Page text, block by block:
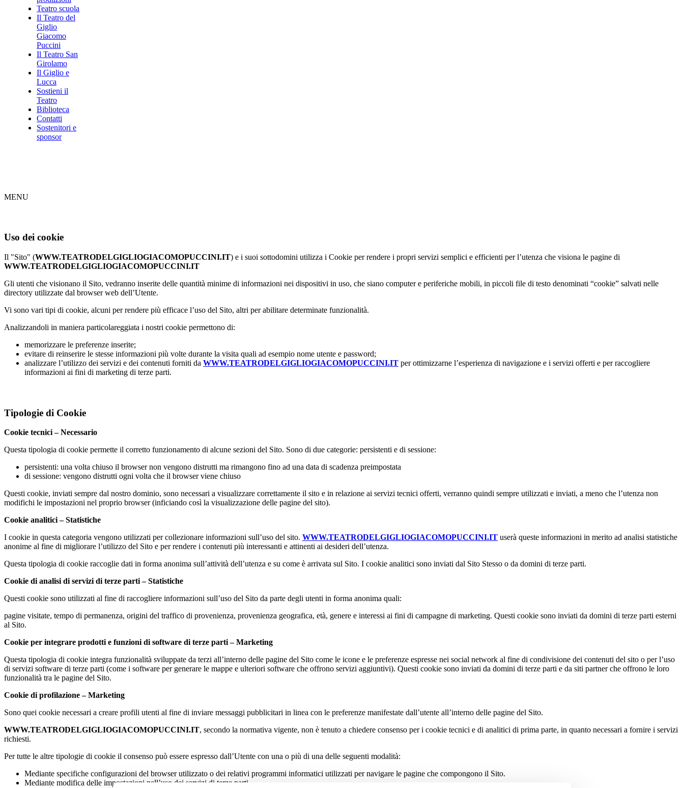
Teatro scuola
Il Teatro del
Giglio
Giacomo
Puccini
Il Teatro San
Girolamo
Il Giglio e
Lucca
Sostieni il
Teatro
Biblioteca
Contatti
Sostenitori e
sponsor
MENU
Uso dei cookie
Il "Sito" (WWW.TEATRODELGIGLIOGIACOMOPUCCINI.IT) e i suoi sottodomini utilizza i Cookie per rendere i propri servizi semplici e efficienti per l’utenza che visiona le pagine di
WWW.TEATRODELGIGLIOGIACOMOPUCCINI.IT
Gli utenti che visionano il Sito, vedranno inserite delle quantità minime di informazioni nei dispositivi in uso, che siano computer e periferiche mobili, in piccoli file di testo denominati “cookie” salvati nelle
directory utilizzate dal browser web dell’Utente.
Vi sono vari tipi di cookie, alcuni per rendere più efficace l’uso del Sito, altri per abilitare determinate funzionalità.
Analizzandoli in maniera particolareggiata i nostri cookie permettono di:
memorizzare le preferenze inserite;
evitare di reinserire le stesse informazioni più volte durante la visita quali ad esempio nome utente e password;
analizzare l’utilizzo dei servizi e dei contenuti forniti da WWW.TEATRODELGIGLIOGIACOMOPUCCINI.IT per ottimizzarne l’esperienza di navigazione e i servizi offerti e per raccogliere
informazioni ai fini di marketing di terze parti.
Tipologie di Cookie
Cookie tecnici – Necessario
Questa tipologia di cookie permette il corretto funzionamento di alcune sezioni del Sito. Sono di due categorie: persistenti e di sessione:
persistenti: una volta chiuso il browser non vengono distrutti ma rimangono fino ad una data di scadenza preimpostata
di sessione: vengono distrutti ogni volta che il browser viene chiuso
Questi cookie, inviati sempre dal nostro dominio, sono necessari a visualizzare correttamente il sito e in relazione ai servizi tecnici offerti, verranno quindi sempre utilizzati e inviati, a meno che l’utenza non
modifichi le impostazioni nel proprio browser (inficiando così la visualizzazione delle pagine del sito).
Cookie analitici – Statistiche
I cookie in questa categoria vengono utilizzati per collezionare informazioni sull’uso del sito. WWW.TEATRODELGIGLIOGIACOMOPUCCINI.IT userà queste informazioni in merito ad analisi statistiche
anonime al fine di migliorare l’utilizzo del Sito e per rendere i contenuti più interessanti e attinenti ai desideri dell’utenza.
Questa tipologia di cookie raccoglie dati in forma anonima sull’attività dell’utenza e su come è arrivata sul Sito. I cookie analitici sono inviati dal Sito Stesso o da domini di terze parti.
Cookie di analisi di servizi di terze parti – Statistiche
Questi cookie sono utilizzati al fine di raccogliere informazioni sull’uso del Sito da parte degli utenti in forma anonima quali:
pagine visitate, tempo di permanenza, origini del traffico di provenienza, provenienza geografica, età, genere e interessi ai fini di campagne di marketing. Questi cookie sono inviati da domini di terze parti esterni
al Sito.
Cookie per integrare prodotti e funzioni di software di terze parti – Marketing
Questa tipologia di cookie integra funzionalità sviluppate da terzi all’interno delle pagine del Sito come le icone e le preferenze espresse nei social network al fine di condivisione dei contenuti del sito o per l’uso
di servizi software di terze parti (come i software per generare le mappe e ulteriori software che offrono servizi aggiuntivi). Questi cookie sono inviati da domini di terze parti e da siti partner che offrono le loro
funzionalità tra le pagine del Sito.
Cookie di profilazione – Marketing
Sono quei cookie necessari a creare profili utenti al fine di inviare messaggi pubblicitari in linea con le preferenze manifestate dall’utente all’interno delle pagine del Sito.
WWW.TEATRODELGIGLIOGIACOMOPUCCINI.IT, secondo la normativa vigente, non è tenuto a chiedere consenso per i cookie tecnici e di analitici di prima parte, in quanto necessari a fornire i servizi
richiesti.
Per tutte le altre tipologie di cookie il consenso può essere espresso dall’Utente con una o più di una delle seguenti modalità:
Mediante specifiche configurazioni del browser utilizzato o dei relativi programmi informatici utilizzati per navigare le pagine che compongono il Sito.
Mediante modifica delle impostazioni nell’uso dei servizi di terze parti